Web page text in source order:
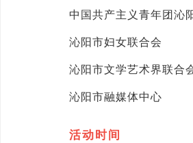
中国共产主义青年团沁
沁阳市妇女联合会
沁阳市文学艺术界联合
沁阳市融媒体中心
活动时间